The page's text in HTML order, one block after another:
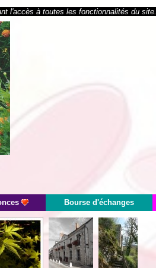
l'accès à toutes les fonctionnalités du site.
Bourse d'échanges